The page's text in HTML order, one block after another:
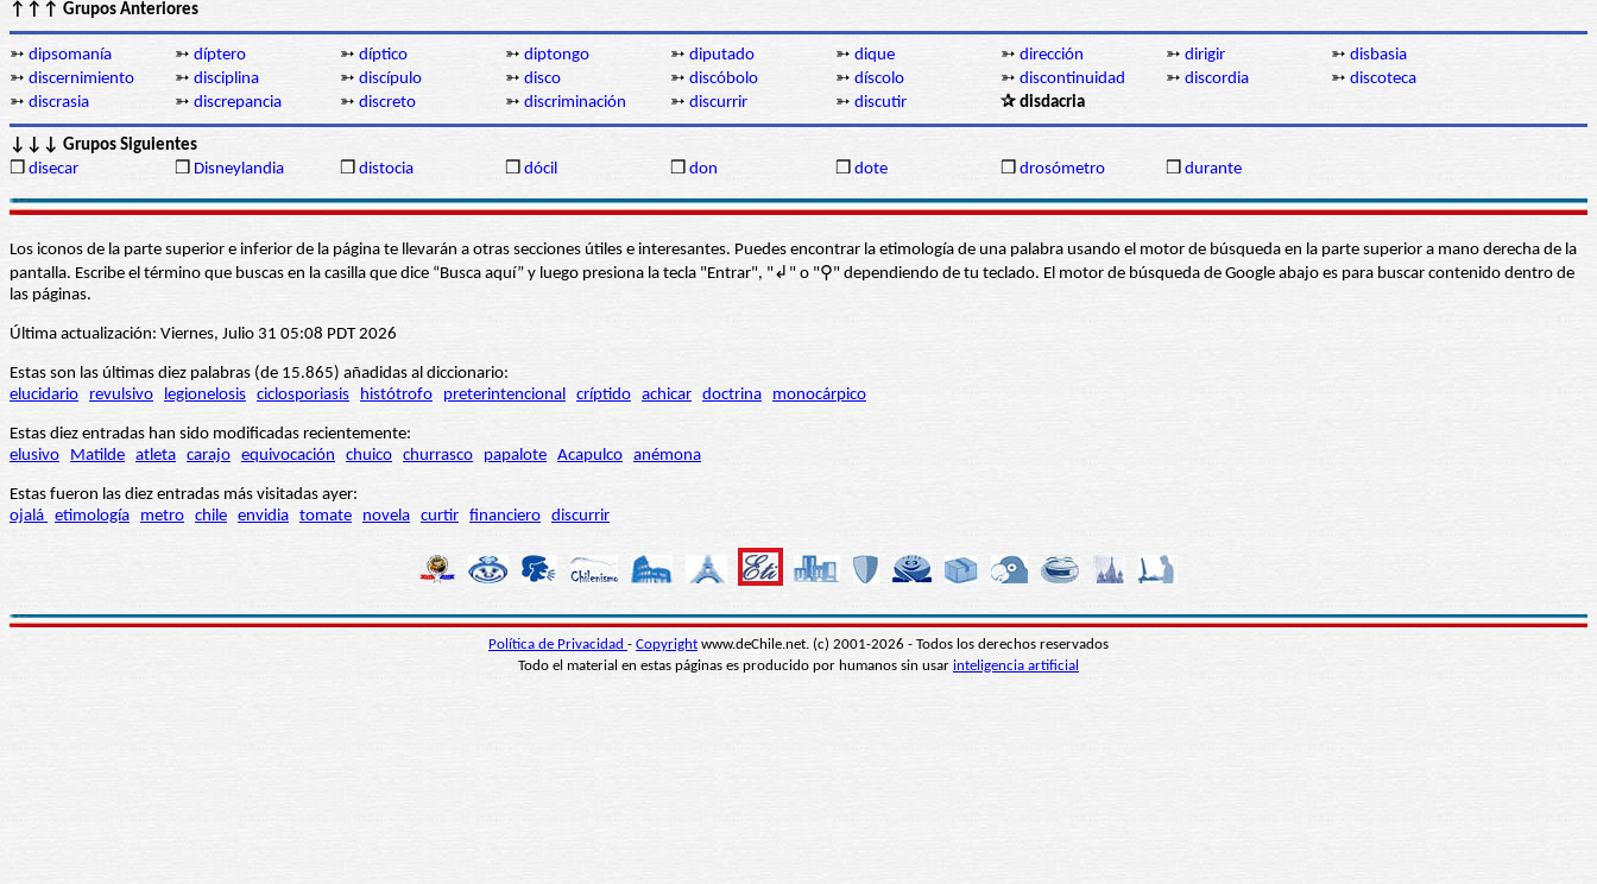
↑↑↑ Grupos Anteriores
➳ dipsomanía ➳ díptero ➳ díptico ➳ diptongo ➳ diputado ➳ dique ➳ dirección ➳ dirigir ➳ disbasia
➳ discernimiento ➳ disciplina ➳ discípulo ➳ disco ➳ discóbolo ➳ díscolo ➳ discontinuidad ➳ discordia ➳ discoteca
➳ discrasia ➳ discrepancia ➳ discreto ➳ discriminación ➳ discurrir ➳ discutir ✰ disdacria
↓↓↓ Grupos Siguientes
❒ disecar ❒ Disneylandia ❒ distocia ❒ dócil ❒ don ❒ dote ❒ drosómetro ❒ durante
Los iconos de la parte superior e inferior de la página te llevarán a otras secciones útiles e interesantes. Puedes encontrar la etimología de una palabra usando el motor de búsqueda en la parte superior a mano derecha de la
pantalla. Escribe el término que buscas en la casilla que dice “Busca aquí” y luego presiona la tecla "Entrar", "↲" o "⚲" dependiendo de tu teclado. El motor de búsqueda de Google abajo es para buscar contenido dentro de
las páginas.
Última actualización: Viernes, Julio 31 05:08 PDT 2026
Estas son las últimas diez palabras (de 15.865) añadidas al diccionario:
elucidario
revulsivo legionelosis ciclosporiasis histótrofo preterintencional críptido achicar doctrina monocárpico
Estas diez entradas han sido modificadas recientemente:
elusivo
Matilde atleta carajo equivocación chuico churrasco papalote Acapulco anémona
Estas fueron las diez entradas más visitadas ayer:
ojalá etimología metro chile envidia tomate novela curtir financiero discurrir
Política de Privacidad - Copyright www.deChile.net. (c) 2001-2026 - Todos los derechos reservados
Todo el material en estas páginas es producido por humanos sin usar inteligencia artificial